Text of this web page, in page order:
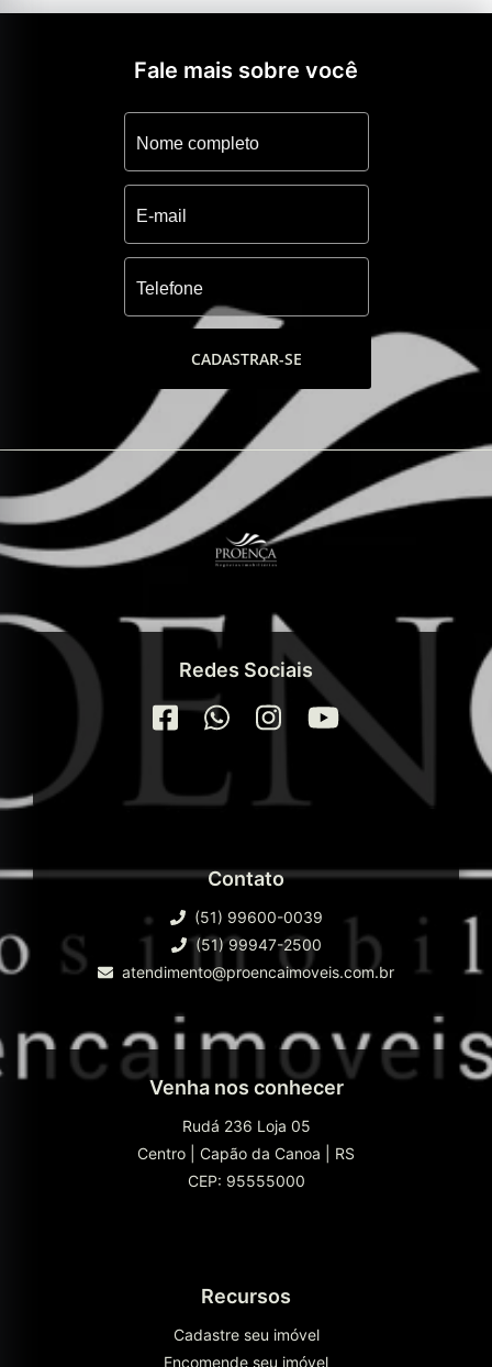
Fale mais sobre você
CADASTRAR-SE
Redes Sociais
Contato
(51) 99600-0039
(51) 99947-2500
atendimento@proencaimoveis.com.br
Venha nos conhecer
Rudá 236 Loja 05
Centro
Capão da Canoa
RS
CEP: 95555000
Recursos
Cadastre seu imóvel
Encomende seu imóvel